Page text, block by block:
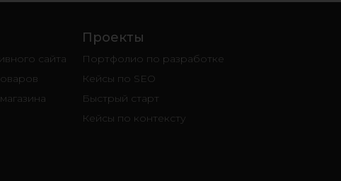
сайта
Проекты
Портфолио по разработке
Кейсы по SEO
Быстрый старт
Кейсы по контексту